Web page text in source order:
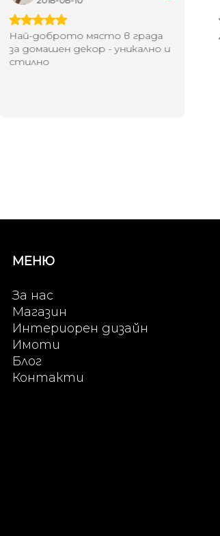
Най-доброто място в града
за домашен декор - уникално и
стилно
МЕНЮ
За нас
Магазин
Интериорен дизайн
Имоти
Блог
Контакти